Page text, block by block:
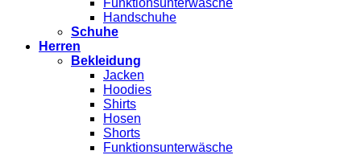
Handschuhe
Schuhe
Herren
Bekleidung
Jacken
Hoodies
Shirts
Hosen
Shorts
Funktionsunterwäsche